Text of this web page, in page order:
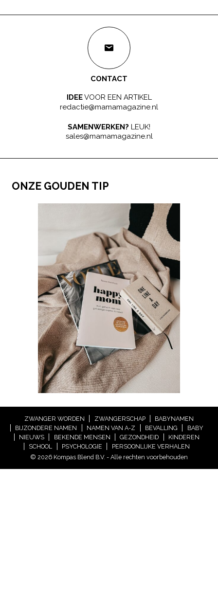
CONTACT
IDEEVOOR EEN ARTIKEL
redactie@mamamagazine.nl
SAMENWERKEN? LEUK!
sales@mamamagazine.nl
ONZE GOUDEN TIP
ZWANGER WORDEN ZWANGERSCHAP
BABYNAMEN
BIJZONDERE NAMEN
NAMEN VAN A-Z BEVALLING
BABY
NIEUWS
BEKENDE MENSEN GEZONDHEID
KINDEREN
SCHOOL
PSYCHOLOGIE
PERSOONLIJKE VERHALEN
© 2026 Kompas Blend B.V. - Alle rechten voorbehouden